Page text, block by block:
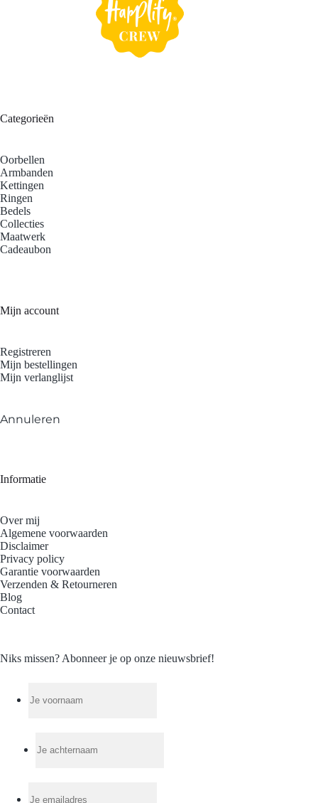
Categorieën
Oorbellen
Armbanden
Kettingen
Ringen
Bedels
Collecties
Maatwerk
Cadeaubon
Mijn account
Registreren
Mijn bestellingen
Mijn verlanglijst
Annuleren
Informatie
Over mij
Algemene voorwaarden
Disclaimer
Privacy policy
Garantie voorwaarden
Verzenden & Retourneren
Blog
Contact
Niks missen? Abonneer je op onze nieuwsbrief!